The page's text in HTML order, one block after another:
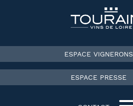
ESPACE VIGNERONS
ESPACE PRESSE